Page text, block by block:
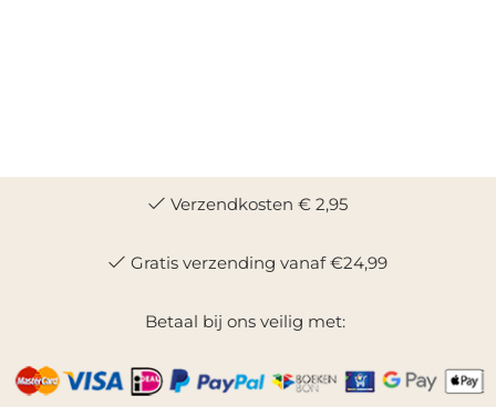
Verzendkosten € 2,95
Gratis verzending vanaf €24,99
Betaal bij ons veilig met: